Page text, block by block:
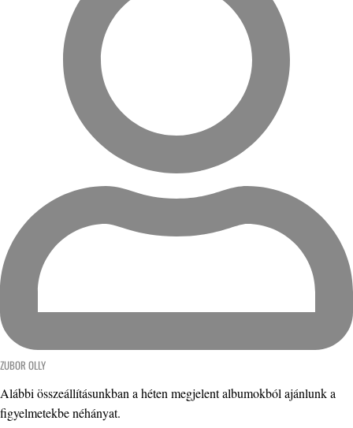
ZUBOR OLLY
Alábbi összeállításunkban a héten megjelent albumokból ajánlunk a
figyelmetekbe néhányat.